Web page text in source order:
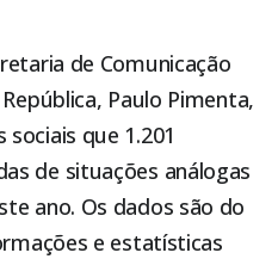
de Comunicação
Paulo Pimenta,
que 1.201
de situações análogas
ano. Os dados são do
e estatísticas